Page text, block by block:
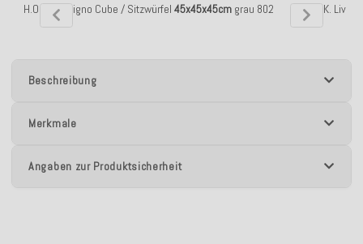
H.O.C.K. Livigno Cube / Sitzwürfel 45x45x45cm grau 802 H.O.C.K.
Beschreibung
Merkmale
Angaben zur Produktsicherheit